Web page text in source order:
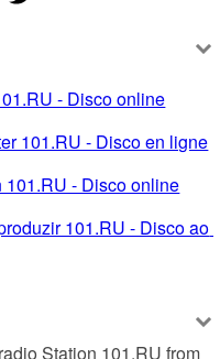
- Disco online
101.RU - Disco en ligne
101.RU - Disco online
101.RU - Disco ao
Station 101.RU from